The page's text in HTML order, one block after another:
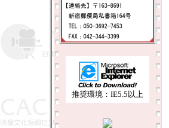
推奨環境：IE5.5以上